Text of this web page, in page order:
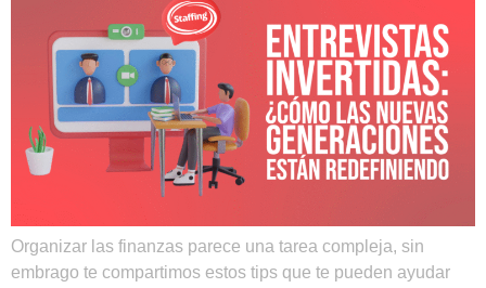
Organizar las finanzas parece una tarea compleja, sin
embrago te compartimos estos tips que te pueden ayudar